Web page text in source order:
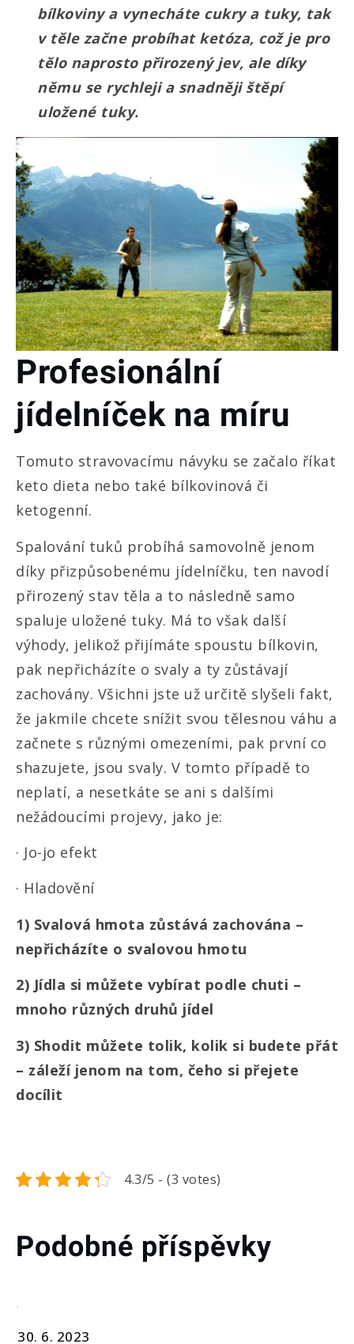
bílkoviny a vynecháte cukry a tuky, tak
v těle začne probíhat ketóza, což je pro
tělo naprosto přirozený jev, ale díky
němu se rychleji a snadněji štěpí
uložené tuky.
Profesionální
jídelníček na míru
Tomuto stravovacímu návyku se začalo říkat
keto dieta nebo také bílkovinová či
ketogenní.
Spalování tuků probíhá samovolně jenom
díky přizpůsobenému jídelníčku, ten navodí
přirozený stav těla a to následně samo
spaluje uložené tuky. Má to však další
výhody, jelikož přijímáte spoustu bílkovin,
pak nepřicházíte o svaly a ty zůstávají
zachovány. Všichni jste už určitě slyšeli fakt,
že jakmile chcete snížit svou tělesnou váhu a
začnete s různými omezeními, pak první co
shazujete, jsou svaly. V tomto případě to
neplatí, a nesetkáte se ani s dalšími
nežádoucími projevy, jako je:
· Jo-jo efekt
· Hladovění
1) Svalová hmota zůstává zachována –
nepřicházíte o svalovou hmotu
2) Jídla si můžete vybírat podle chuti –
mnoho různých druhů jídel
3) Shodit můžete tolik, kolik si budete přát
– záleží jenom na tom, čeho si přejete
docílit
4.3/5 - (3 votes)
Podobné příspěvky
30. 6. 2023